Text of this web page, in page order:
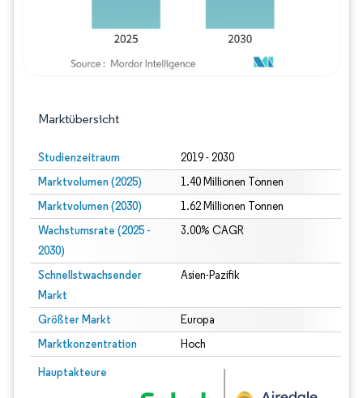
Marktübersicht
Studienzeitraum 2019 - 2030
Marktvolumen (2025) 1.40 Millionen Tonnen
Marktvolumen (2030) 1.62 Millionen Tonnen
Wachstumsrate (2025 -
2030)
3.00% CAGR
Schnellstwachsender
Markt
Asien-Pazifik
Größter Markt Europa
Marktkonzentration Hoch
Hauptakteure
Bild © Mordor Intelligence. Wiederverwendung erfordert Namensnennung